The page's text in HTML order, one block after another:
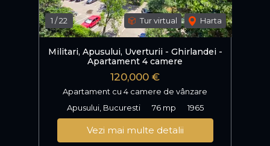
1 /22 Tur virtual Harta
Militari, Apusului, Uverturii - Ghirlandei -
Apartament 4 camere
120,000 €
Apartament cu 4 camere de vânzare
Apusului, Bucuresti
76 mp 1965
Vezi mai multe detalii